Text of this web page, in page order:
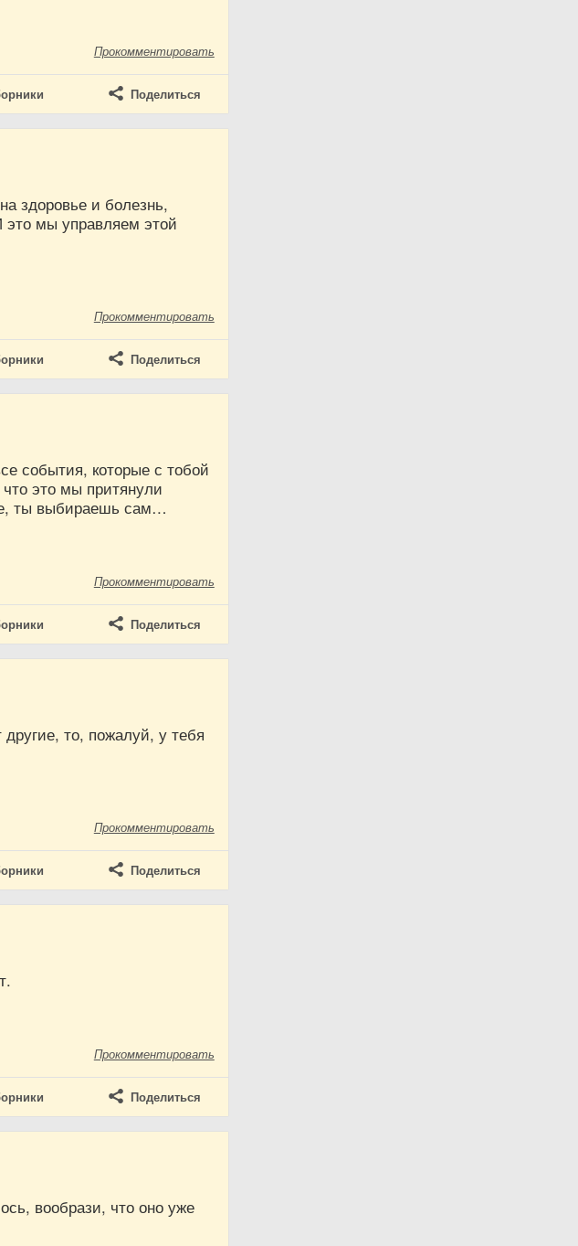
Прокомментировать
Поделиться
здоровье и болезнь,
это мы управляем этой
Прокомментировать
Поделиться
события, которые с тобой
это мы притянули
ты выбираешь сам…
Прокомментировать
Поделиться
другие, то, пожалуй, у тебя
Прокомментировать
Поделиться
Прокомментировать
Поделиться
вообрази, что оно уже